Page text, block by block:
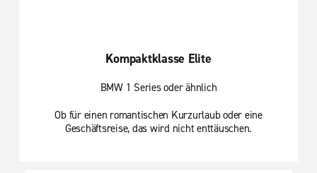
Kompaktklasse Elite
BMW 1 Series oder ähnlich
Ob für einen romantischen Kurzurlaub oder eine
Geschäftsreise, das wird nicht enttäuschen.